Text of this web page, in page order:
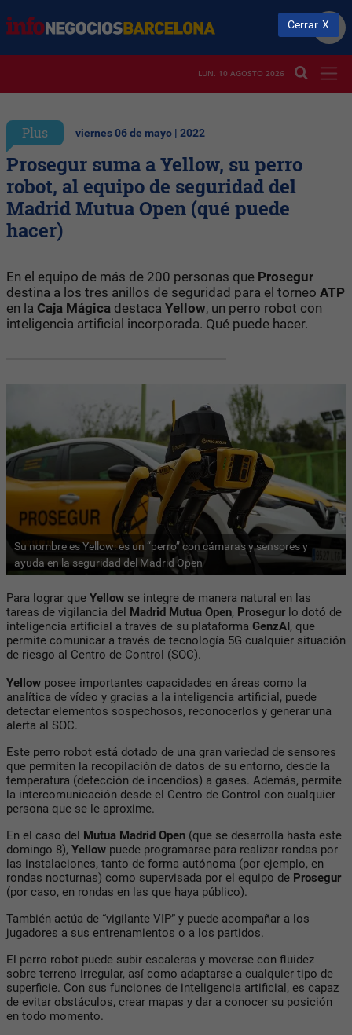
LUN. 10 AGOSTO 2026
Plus viernes 06 de mayo | 2022
Prosegur suma a Yellow, su perro
robot, al equipo de seguridad del
Madrid Mutua Open (qué puede
hacer)
En el equipo de más de 200 personas que Prosegur
destina a los tres anillos de seguridad para el torneo ATP
en la Caja Mágica destaca Yellow, un perro robot con
inteligencia artificial incorporada. Qué puede hacer.
Su nombre es Yellow: es un “perro” con cámaras y sensores y
ayuda en la seguridad del Madrid Open
Para lograr que Yellow se integre de manera natural en las
tareas de vigilancia del Madrid Mutua Open, Prosegurlo dotó de
inteligencia artificial a través de su plataforma GenzAI, que
permite comunicar a través de tecnología 5G cualquier situación
de riesgo al Centro de Control (SOC).
Yellow posee importantes capacidades en áreas como la
analítica de vídeo y gracias a la inteligencia artificial, puede
detectar elementos sospechosos, reconocerlos y generar una
alerta al SOC.
Este perro robot está dotado de una gran variedad de sensores
que permiten la recopilación de datos de su entorno, desde la
temperatura (detección de incendios) a gases. Además, permite
la intercomunicación desde el Centro de Control con cualquier
persona que se le aproxime.
En el caso del Mutua Madrid Open (que se desarrolla hasta este
domingo 8), Yellow puede programarse para realizar rondas por
las instalaciones, tanto de forma autónoma (por ejemplo, en
rondas nocturnas) como supervisada por el equipo de Prosegur
(por caso, en rondas en las que haya público).
También actúa de “vigilante VIP” y puede acompañar a los
jugadores a sus entrenamientos o a los partidos.
El perro robot puede subir escaleras y moverse con fluidez
sobre terreno irregular, así como adaptarse a cualquier tipo de
superficie. Con sus funciones de inteligencia artificial, es capaz
de evitar obstáculos, crear mapas y dar a conocer su posición
en todo momento.
Cerrar